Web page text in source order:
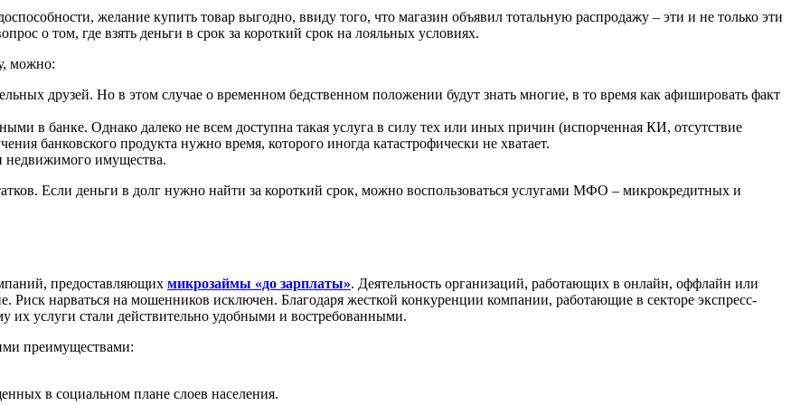
желание купить товар выгодно, ввиду того, что магазин объявил тотальную распродажу – эти и не только эти
о том, где взять деньги в срок за короткий срок на лояльных условиях.
можно:
друзей. Но в этом случае о временном бедственном положении будут знать многие, в то время как афишировать факт
в банке. Однако далеко не всем доступна такая услуга в силу тех или иных причин (испорченная КИ, отсутствие
банковского продукта нужно время, которого иногда катастрофически не хватает.
недвижимого имущества.
Если деньги в долг нужно найти за короткий срок, можно воспользоваться услугами МФО – микрокредитных и
предоставляющих микрозаймы «до зарплаты». Деятельность организаций, работающих в онлайн, оффлайн или
Риск нарваться на мошенников исключен. Благодаря жесткой конкуренции компании, работающие в секторе экспресс-
их услуги стали действительно удобными и востребованными.
преимуществами:
в социальном плане слоев населения.